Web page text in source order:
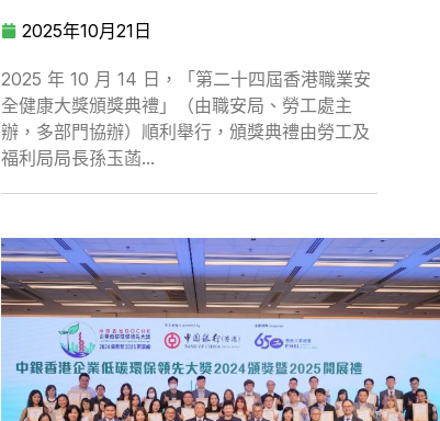
2025年10月21日
2025 年 10 月 14 日，「第二十四屆香港職業安
全健康大獎頒獎典禮」（由職安局、勞工處主
辦，多部門協辦）順利舉行，頒獎典禮由勞工及
福利局局長孫玉菡...